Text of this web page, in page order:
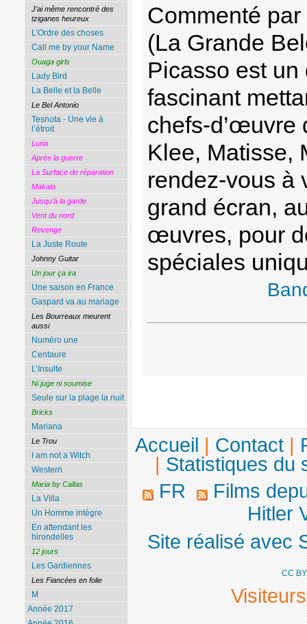
Commenté par
(La Grande
Picasso est
fascinant
chefs-d’œuvre
Klee, Matisse,
rendez-vous à
grand écran,
œuvres, pour
spéciales
J’ai même rencontré des
tziganes heureux
L’Ordre des choses
Call me by your Name
Ouaga girls
Lady Bird
La Belle et la Belle
Le Bel Antonio
Tesnota - Une vie à
l’étroit
Luna
Après la guerre
La Surface de réparation
Makala
Jusqu’à la garde
Vent du nord
Revenge
La Juste Route
Johnny Guitar
Un jour ça ira
Une saison en France
Gaspard va au mariage
Les Bourreaux meurent
aussi
Numéro une
Centaure
L’Insulte
Ni juge ni soumise
Seule sur la plage la nuit
Bricks
Mariana
Le Trou
I am not a Witch
Western
Maria by Callas
La Villa
Un Homme intègre
En attendant les
hirondelles
12 jours
Les Gardiennes
Les Fiancées en folie
M
Année 2017
Accueil|Contact|
|Statistiques du
FR
Films
Hitler
Site réalisé avec
CC